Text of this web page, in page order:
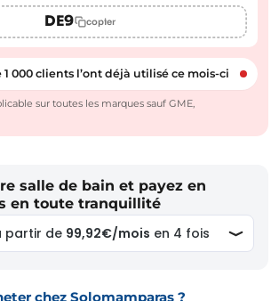
DE9 copier
1 000 clients l’ont déjà utilisé ce mois-ci
sur toutes les marques sauf GME,
salle de bain et payez en
en toute tranquillité
chez Solomamparas ?